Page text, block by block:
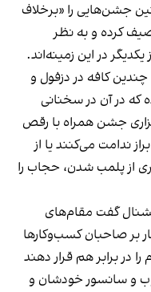
جشن‌هایی را «برخلاف
کرده و به نظر
در این زمینه‌اند.
کافه در دزفول و
در آن در سخنانی
جشن همراه با رقص
ندامت می‌کنند یا از
از پلمب شدن، حجاب را
گفت مقام‌های
بر صاحبان کسب‌وکارها
در برابر هم قرار دهند
و سانسور خودشان و